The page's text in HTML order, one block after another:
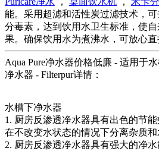
能。采用超滤和活性炭过滤技术，
分毒素，达到饮用水卫生标准，使
果。确保饮用水为煮沸水，可放心直
Aqua Pure净水器价格低廉 - 适用于
净水器 - Filterpur详情：
水槽下净水器
1. 厨房反渗透净水器具有出色的节
在不改变水状态的情况下分离杂质和
2. 厨房反渗透净水器具有强大的净水